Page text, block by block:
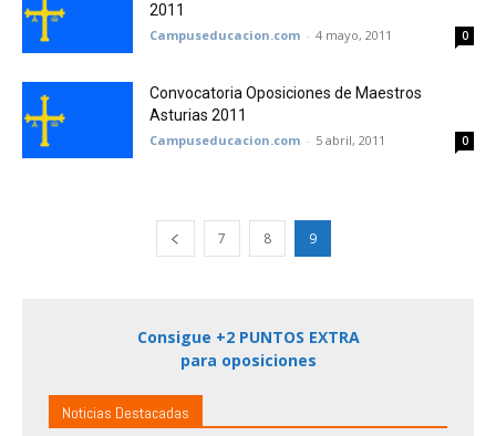
2011
Campuseducacion.com - 4 mayo, 2011 0
Convocatoria Oposiciones de Maestros
Asturias 2011
Campuseducacion.com - 5 abril, 2011 0
7 8 9
Consigue +2 PUNTOS EXTRA
para oposiciones
Noticias Destacadas